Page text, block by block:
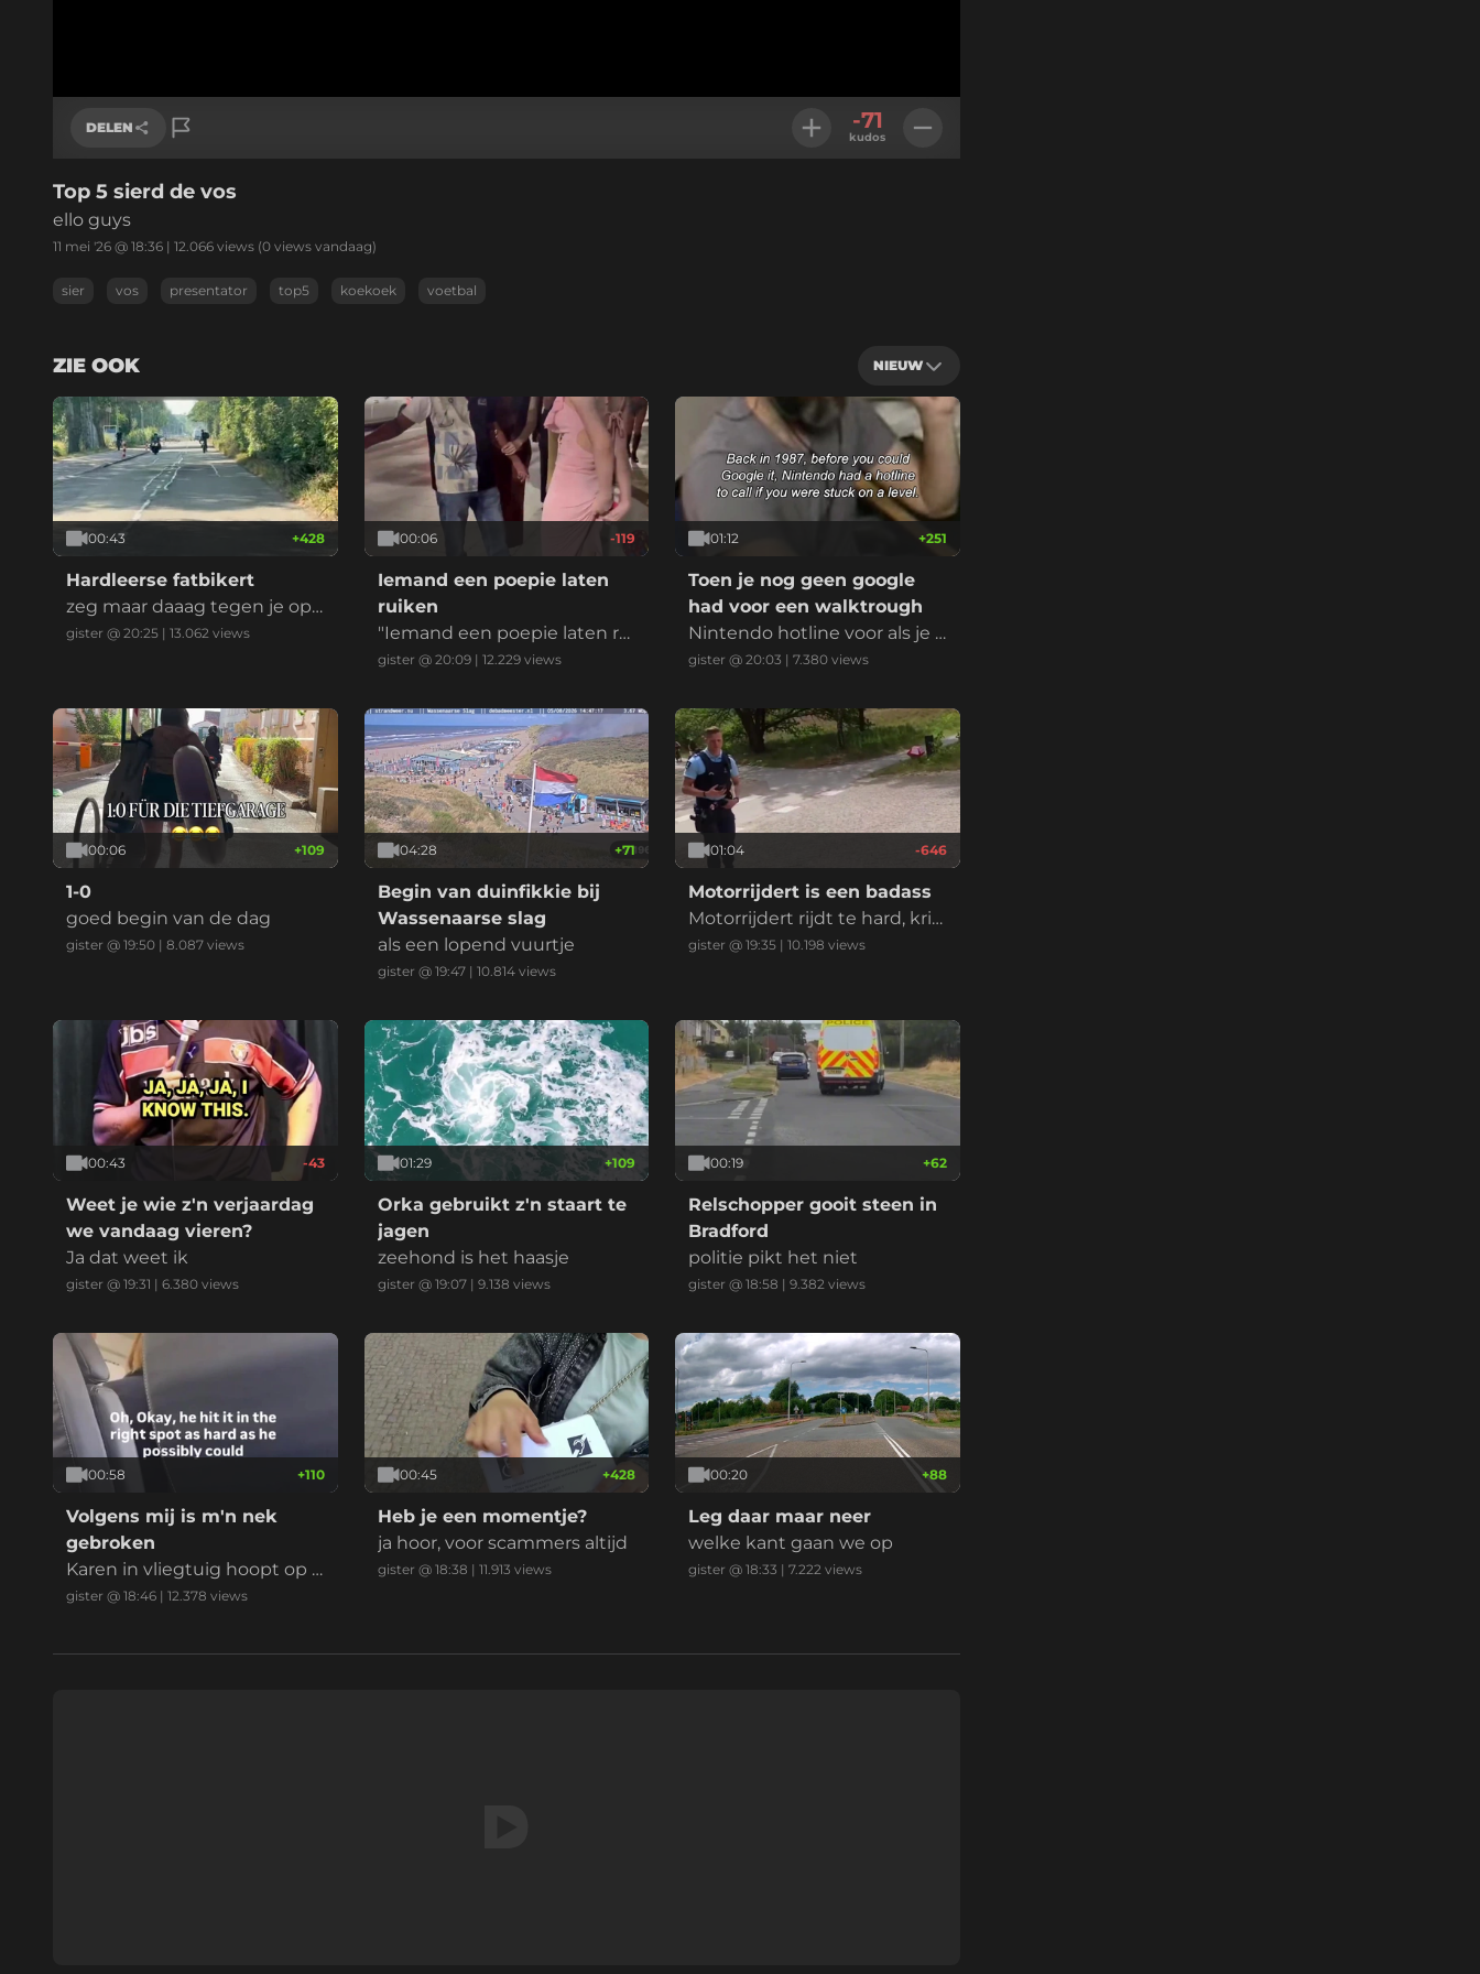
DELEN
Link kopiëren
-71
kudos
Top 5 sierd de vos
ello guys
11 mei '26 @ 18:36 | 12.066 views (0 views vandaag)
sier vos presentator top5 koekoek voetbal
ZIE OOK NIEUW
00:43 +428
Hardleerse fatbikert
zeg maar daaag tegen je opg
evoerde kinderbrommer
gister @ 20:25 | 13.062 views
00:06 -119
Iemand een poepie laten
ruiken
"Iemand een poepie laten rui
ken" is een bekende Nederla
ent dat je iemand wilt verbaz
en, imponeren of laten zien d
at je ergens heel goed in ben
t, vaak in een wedstrijd of mo
eilijke situatie
gister @ 20:09| 12.229views
01:12 +251
Toen je nog geen google
had voor een walktrough
Nintendo hotline voor als je k
wam vast te zitten in een lev
gister @ 20:03 |7.380 views
00:06 +109
1-0
goed begin van de dag
gister @ 19:50 | 8.087 views
04:28 +71
Begin van duinfikkie bij
Wassenaarse slag
als een lopend vuurtje
gister @ 19:47| 10.814views
01:04 -646
Motorrijdert is een badass
Motorrijdert rijdt te hard, krij
gt een bekeuring en voelt zi
ideo is versneld en ingekort.
gister @ 19:35 |10.198 views
00:43 -43
Weet je wie z'n verjaardag
we vandaag vieren?
Ja dat weet ik
gister @ 19:31 | 6.380 views
01:29 +109
Orka gebruikt z'n staart te
jagen
zeehond is het haasje
gister @ 19:07| 9.138 views
00:19 +62
Relschopper gooit steen in
Bradford
politie pikt het niet
gister @ 18:58 |9.382 views
00:58 +110
Volgens mij is m'n nek
gebroken
Karen in vliegtuig hoopt op e
en payday
gister @ 18:46 | 12.378 views
00:45 +428
Heb je een momentje?
ja hoor, voor scammers altijd
gister @ 18:38 | 11.913 views
00:20 +88
Leg daar maar neer
welke kant gaan we op
gister @ 18:33 |7.222 views